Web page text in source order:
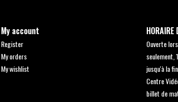
My account
Register
My orders
My wishlist
HORAIRE
Ouverte
seulement,
jusqu'à la
Centre
billet de